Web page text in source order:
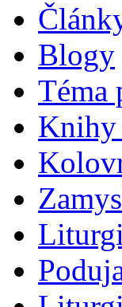
Blogy
Téma
Knihy